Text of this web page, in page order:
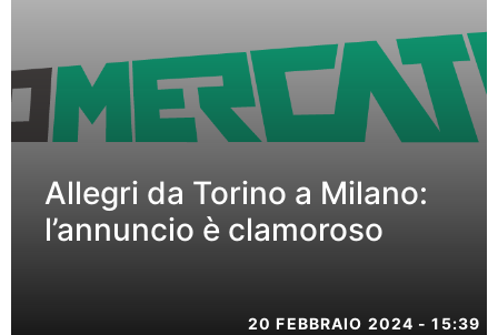
Allegri da Torino a Milano:
l’annuncio è clamoroso
20 FEBBRAIO 2024 - 15:39